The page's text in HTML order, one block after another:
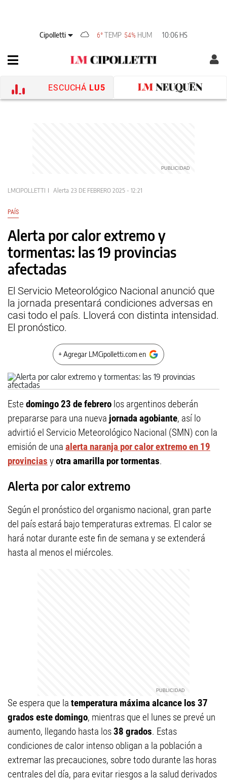
Cipolletti 6° TEMP 54% HUM 10:06 HS
ESCUCHÁ LU5
LMCIPOLLETTI Alerta 23 DE FEBRERO 2025 - 12:21
PAÍS
Alerta por calor extremo y
tormentas: las 19 provincias
afectadas
El Servicio Meteorológico Nacional anunció que
la jornada presentará condiciones adversas en
casi todo el país. Lloverá con distinta intensidad.
El pronóstico.
+ Agregar LMCipolletti.com en
Este domingo 23 de febrero los argentinos deberán
prepararse para una nueva jornada agobiante, así lo
advirtió el Servicio Meteorológico Nacional (SMN) con la
emisión de una alerta naranja por calor extremo en 19
provincias yotra amarilla por tormentas.
Alerta por calor extremo
Según el pronóstico del organismo nacional, gran parte
del país estará bajo temperaturas extremas. El calor se
hará notar durante este fin de semana y se extenderá
hasta al menos el miércoles.
Se espera que la temperatura máxima alcance los 37
grados este domingo, mientras que el lunes se prevé un
aumento, llegando hasta los38 grados. Estas
condiciones de calor intenso obligan a la población a
extremar las precauciones, sobre todo durante las horas
centrales del día, para evitar riesgos a la salud derivados